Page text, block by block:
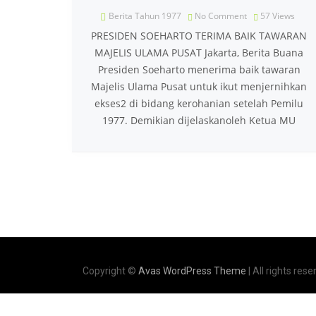
Berita Tahun 1977 No Comment 57 Views
PRESIDEN SOEHARTO TERIMA BAIK TAWARAN
MAJELIS ULAMA PUSAT Jakarta, Berita Buana
Presiden Soeharto menerima baik tawaran
Majelis Ulama Pusat untuk ikut menjernihkan
ekses2 di bidang kerohanian setelah Pemilu
1977. Demikian dijelaskanoleh Ketua MU
Copyright © Avas WordPress Theme | All rights